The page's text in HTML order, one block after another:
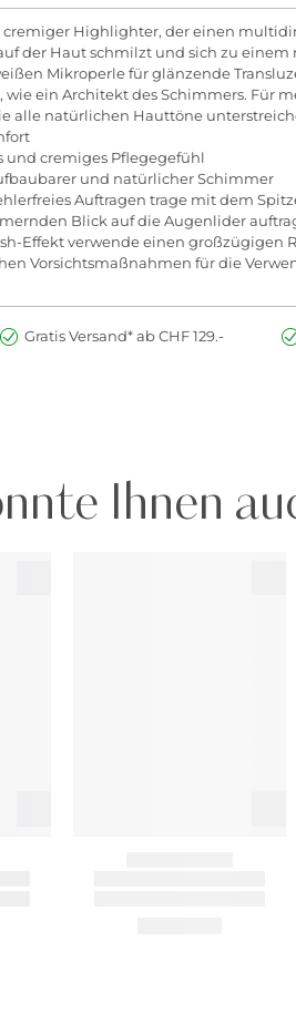
cremiger Highlighter, der einen
der Haut schmilzt und sich zu
Mikroperle für glänzende
wie ein Architekt des Schimmers. Für
alle natürlichen Hauttöne
und cremiges Pflegegefühl
und natürlicher Schimmer
Auftragen trage mit dem
Blick auf die Augenlider
Effekt verwende einen großzügigen
Vorsichtsmaßnahmen für die
Gratis Versand* ab CHF 129.-
Ihnen